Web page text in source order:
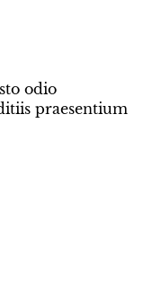
odio
praesentium